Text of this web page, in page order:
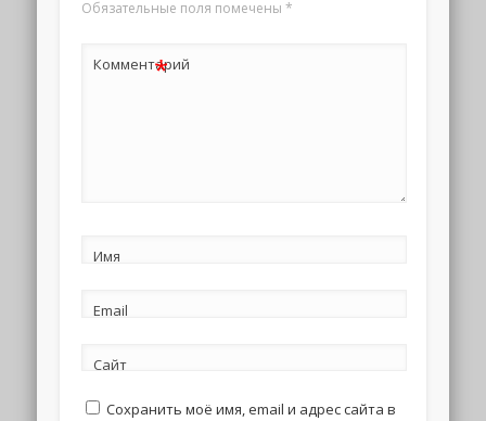
Обязательные поля помечены *
Комментарий
*
Имя
Email
Сайт
Сохранить моё имя, email и адрес сайта в